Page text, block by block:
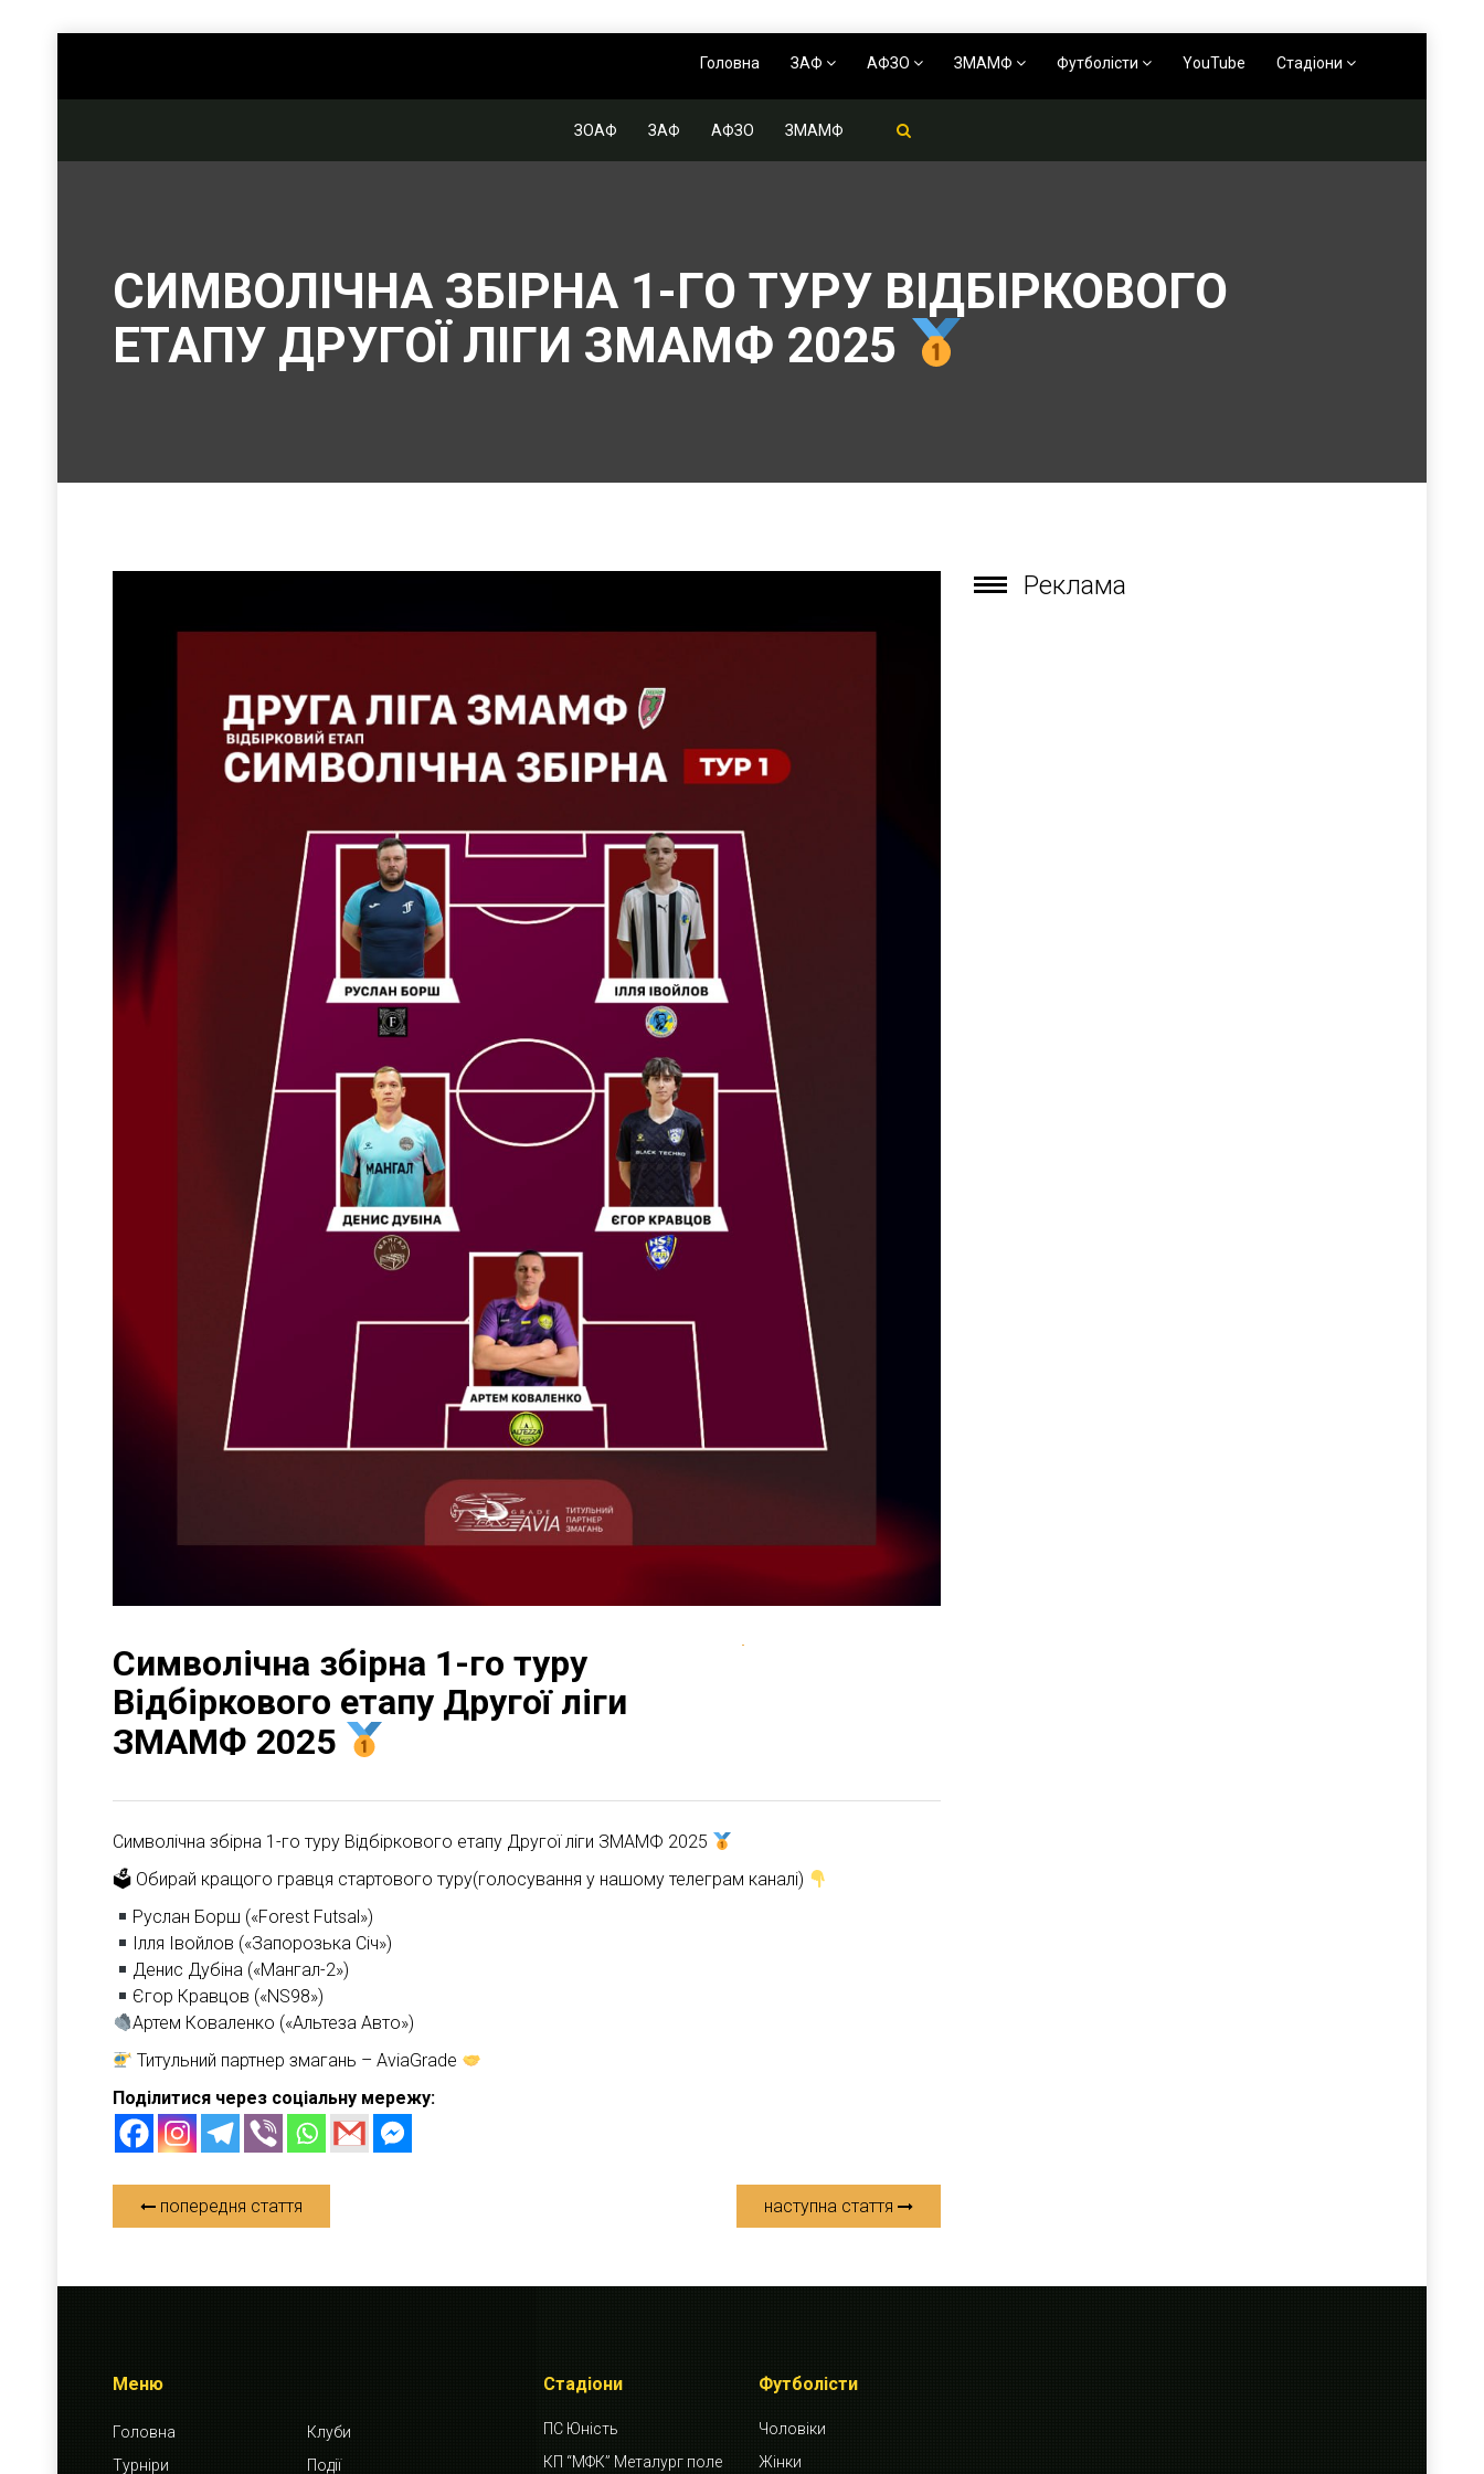
Головна ЗАФ АФЗО ЗМАМФ Футболісти YouTube Стадіони
ЗОАФ ЗАФ АФЗО ЗМАМФ
СИМВОЛІЧНА ЗБІРНА 1-ГО ТУРУ ВІДБІРКОВОГО
ЕТАПУ ДРУГОЇ ЛІГИ ЗМАМФ 2025
Символічна збірна 1-го туру
Відбіркового етапу Другої ліги
ЗМАМФ 2025
Символічна збірна 1-го туру Відбіркового етапу Другої ліги ЗМАМФ 2025
🗳 Обирай кращого гравця стартового туру(голосування у нашому телеграм каналі)
Руслан Борш («Forest Futsal»)
Ілля Івойлов («Запорозька Січ»)
Денис Дубіна («Мангал-2»)
Єгор Кравцов («NS98»)
Артем Коваленко («Альтеза Авто»)
Титульний партнер змагань – AviaGrade
Поділитися через соціальну мережу:
попередня стаття наступна стаття
Реклама
Меню
Головна
Клуби
Турніри
Події
Стадіони
ПС Юність
КП “МФК” Металург поле
Футболісти
Чоловіки
Жінки